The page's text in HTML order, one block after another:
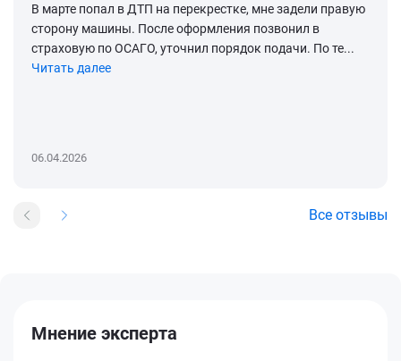
В марте попал в ДТП на перекрестке, мне задели правую
сторону машины. После оформления позвонил в
страховую по ОСАГО, уточнил порядок подачи. По те...
Читать далее
06.04.2026
Все отзывы
Мнение эксперта